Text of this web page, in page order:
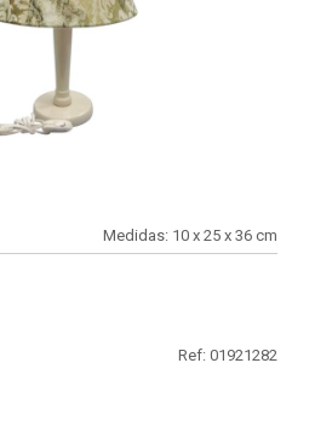
Medidas: 10 x 25 x 36 cm
Ref: 01921282